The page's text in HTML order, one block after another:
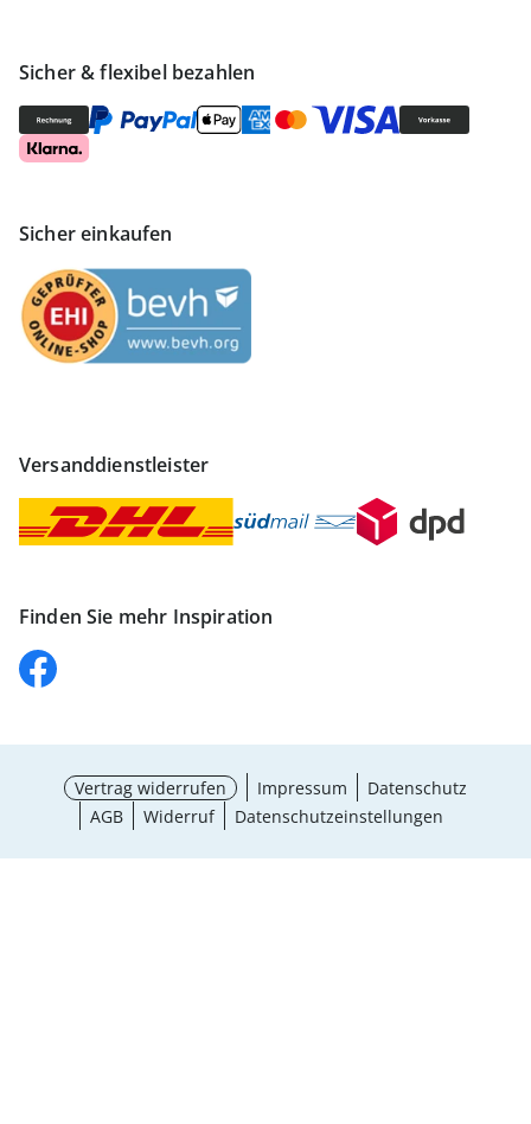
Sicher & flexibel bezahlen
Sicher einkaufen
Versanddienstleister
Finden Sie mehr Inspiration
Vertrag widerrufen Impressum
Datenschutz
AGB
Widerruf Datenschutzeinstellungen